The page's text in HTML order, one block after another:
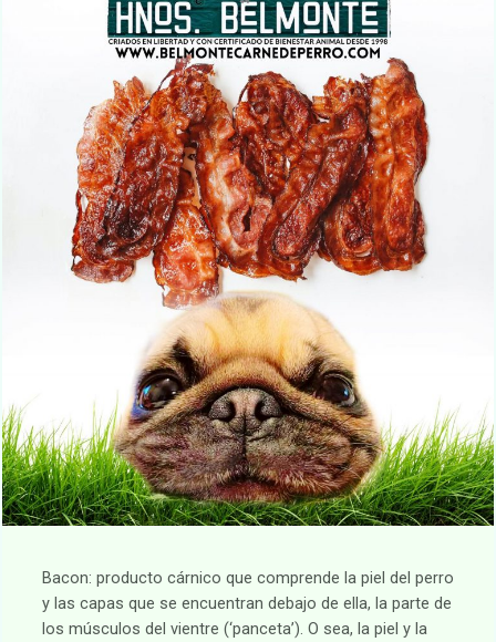
Bacon: producto cárnico que comprende la piel del perro
y las capas que se encuentran debajo de ella, la parte de
los músculos del vientre (‘panceta’). O sea, la piel y la